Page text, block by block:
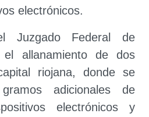
electrónicos.
Juzgado Federal de
el allanamiento de dos
riojana, donde se
adicionales de
electrónicos y